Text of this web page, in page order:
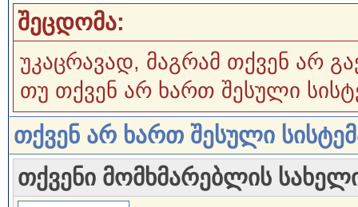
შეცდომა:
უკაცრავად, მაგრამ თქვენ არ
თუ თქვენ არ ხართ შესული
თქვენ არ ხართ შესული
თქვენი მომხმარებლის